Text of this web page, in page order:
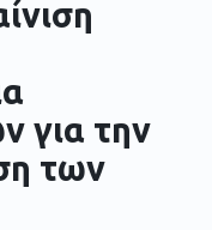
για την
των